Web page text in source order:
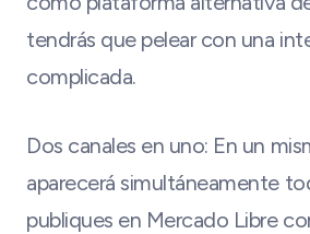
tendrás que pelear con una
complicada.
Dos canales en uno: En un
aparecerá simultáneamente
publiques en Mercado Libre